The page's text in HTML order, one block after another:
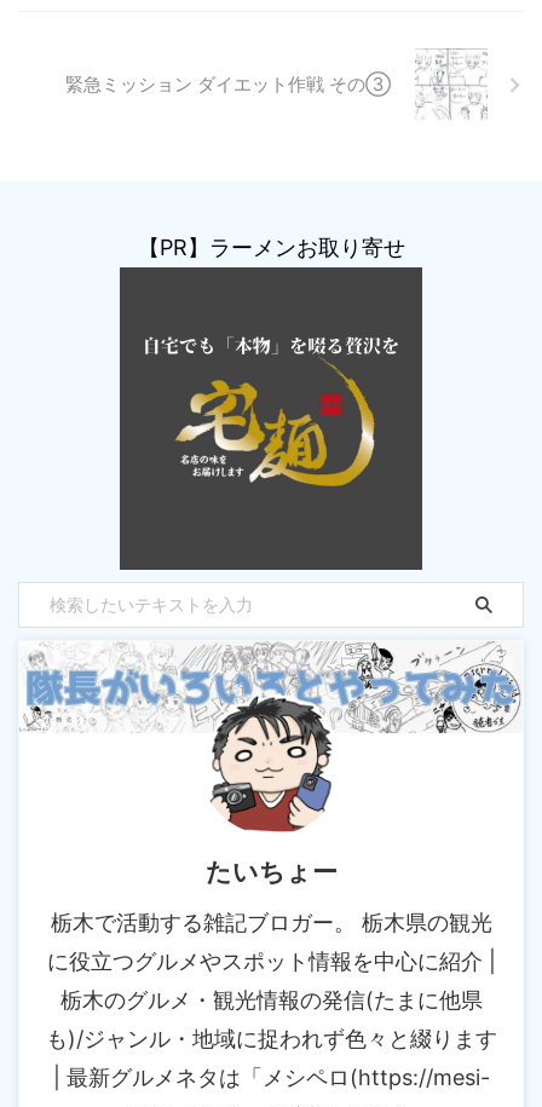
緊急ミッション ダイエット作戦 その③
【PR】ラーメンお取り寄せ
たいちょー
栃木で活動する雑記ブロガー。 栃木県の観光
に役立つグルメやスポット情報を中心に紹介 |
栃木のグルメ・観光情報の発信(たまに他県
も)/ジャンル・地域に捉われず色々と綴ります
| 最新グルメネタは「メシペロ(https://mesi-